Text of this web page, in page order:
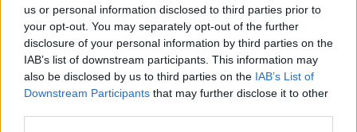
us or personal information disclosed to third parties prior to
your opt-out. You may separately opt-out of the further
disclosure of your personal information by third parties on the
IAB’s list of downstream participants. This information may
also be disclosed by us to third parties on the IAB’s List of
Downstream Participants that may further disclose it to other
tanti volti della Repubblica.
Scambiamoci, allora, vicendevolmente gli auguri. Buona
Repubblica a tutti noi!”.
mgg/ (fonte video: Quirinale)